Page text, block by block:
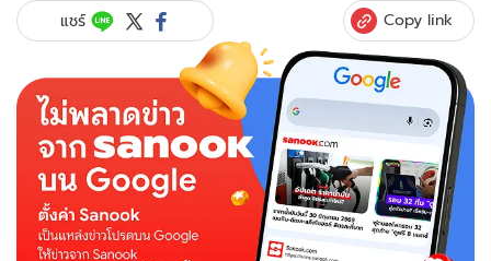
ภาพ
สมัย
หวาน
เป้
มายด์
แฟน
สาว
แชร์ Copy link